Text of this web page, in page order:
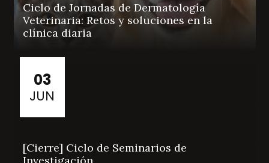
Ciclo de Jornadas de Dermatología
Veterinaria: Retos y soluciones en la
clínica diaria
03
JUN
[Cierre] Ciclo de Seminarios de